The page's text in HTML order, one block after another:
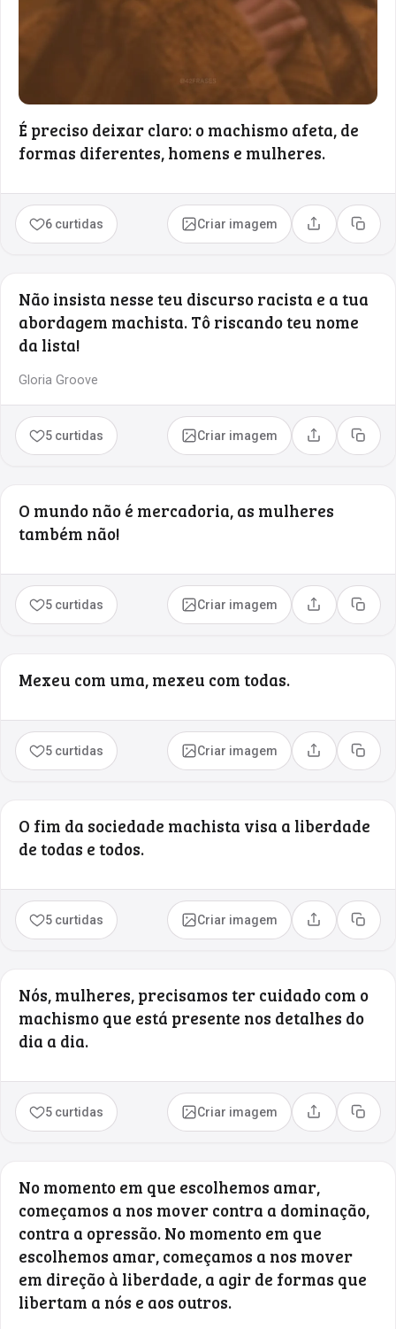
É preciso deixar claro: o machismo afeta, de
formas diferentes, homens e mulheres.
6 curtidas Criar imagem Compartilhar
Copiar
Não insista nesse teu discurso racista e a tua
abordagem machista. Tô riscando teu nome
da lista!
Gloria Groove
5 curtidas Criar imagem Compartilhar
Copiar
O mundo não é mercadoria, as mulheres
também não!
5 curtidas Criar imagem Compartilhar
Copiar
Mexeu com uma, mexeu com todas.
5 curtidas Criar imagem Compartilhar
Copiar
O fim da sociedade machista visa a liberdade
de todas e todos.
5 curtidas Criar imagem Compartilhar
Copiar
Nós, mulheres, precisamos ter cuidado com o
machismo que está presente nos detalhes do
dia a dia.
5 curtidas Criar imagem Compartilhar
Copiar
No momento em que escolhemos amar,
começamos a nos mover contra a dominação,
contra a opressão. No momento em que
escolhemos amar, começamos a nos mover
em direção à liberdade, a agir de formas que
libertam a nós e aos outros.